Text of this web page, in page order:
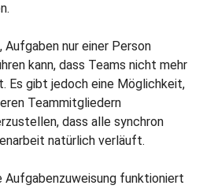
Aufgaben nur einer Person
kann, dass Teams nicht mehr
Es gibt jedoch eine Möglichkeit,
Teammitgliedern
dass alle synchron
natürlich verläuft.
Aufgabenzuweisung funktioniert